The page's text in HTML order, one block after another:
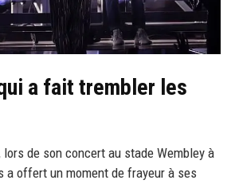
a fait trembler les
lors de son concert au stade Wembley à
a offert un moment de frayeur à ses